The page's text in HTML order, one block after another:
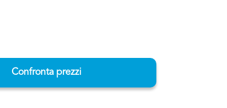
Confronta prezzi